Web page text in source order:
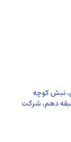
نبش کوچه
دی، طبقه دهم، شرکت